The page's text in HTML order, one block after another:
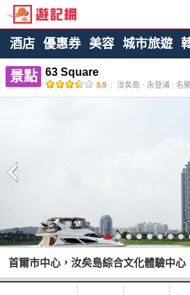
酒店 優惠券 美容 城市旅遊
景點 63 Square
3.9 | 汝矣島ㆍ永登浦 | 名
首爾市中心，汝矣島綜合文化體驗中心